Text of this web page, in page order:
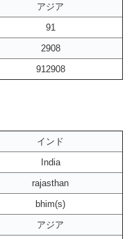
アジア
91
2908
912908
インド
India
rajasthan
bhim(s)
アジア